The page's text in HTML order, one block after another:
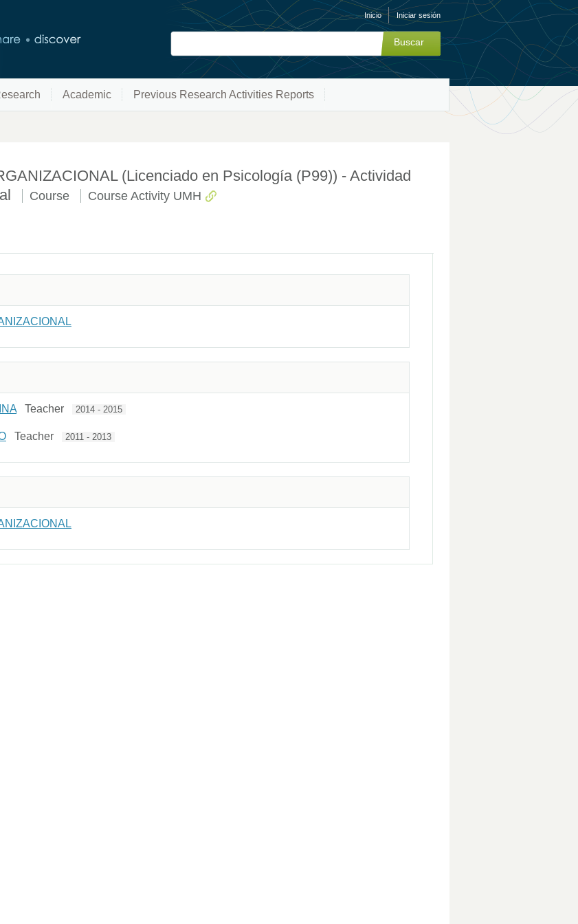
Inicio Iniciar sesión
Academic Previous Research Activities Reports
(Licenciado en Psicología (P99)) - Actividad
Course Course Activity UMH
Teacher 2014 - 2015
Teacher 2011 - 2013